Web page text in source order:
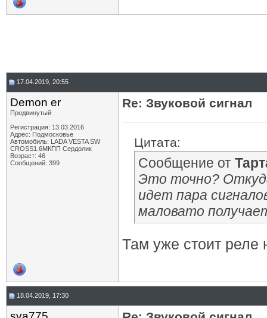
17.04.2019, 20:55
Demon er
Продвинутый
Регистрация: 13.03.2016
Адрес: Подмосковье
Автомобиль: LADA VESTA SW
CROSS1.6МКПП Сердолик
Возраст: 46
Сообщений: 399
Re: Звуковой сигнал
Цитата:
Сообщение от
Это точно?
идет пара
маловато
Там уже стоит реле
18.04.2019, 17:30